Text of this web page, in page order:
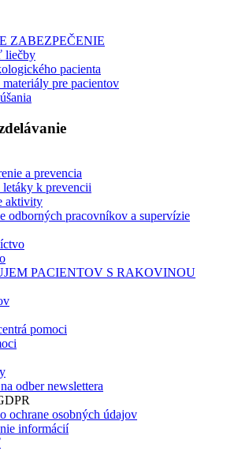
ZABEZPEČENIE
liečby
pacienta
pre pacientov
a prevencia
k prevencii
aktivity
odborných pracovníkov a supervízie
PACIENTOV S RAKOVINOU
pomoci
odber newslettera
ochrane osobných údajov
informácií